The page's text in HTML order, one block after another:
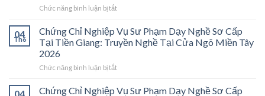
Phạm
Cấp
Tại
Vĩnh
2026:
Cánh
Chức năng bình luận bị tắtở
Chỉ
Nghiệp
Vụ
Phạm
Cấp
04
Th6
Chứng Chỉ Nghiệp Vụ Sư Phạm Dạy Nghề Sơ Cấp
Tại Tiền Giang: Truyền Nghề Tại Cửa Ngõ Miền Tây
2026
Chức năng bình luận bị tắtở
Chỉ
04
Chứng Chỉ Nghiệp Vụ Sư Phạm Dạy Nghề Sơ Cấp